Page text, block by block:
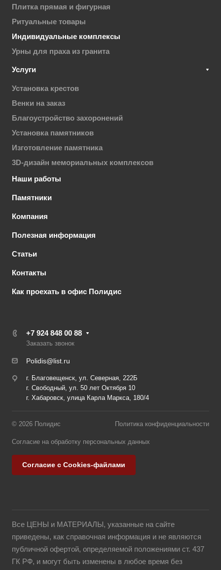
Плитка прямая и фигурная
Ритуальные товары
Индивидуальные комплексы
Урны для праха из гранита
Услуги
Установка крестов
Венки на заказ
Благоустройство захоронений
Установка памятников
Изготовление памятника
3D-дизайн мемориальных комплексов
Наши работы
Памятники
Компания
Полезная информация
Статьи
Контакты
Как проехать в офис Полидис
+7 924 848 00 88
Заказать звонок
Polidis@list.ru
г. Благовещенск, ул. Северная, 222Б
г. Свободный, ул. 50 лет Октября 10
г. Хабаровск, улица Карла Маркса, 180/4
© 2026 Полидис Политика конфиденциальности
Согласие на обработку персональных данных
Согласие с Cookies-файлами
Все ЦЕНЫ и МАТЕРИАЛЫ, указанные на сайте
приведены, как справочная информация и не являются
публичной офертой, определяемой положениями ст. 437
ГК РФ, и могут быть изменены в любое время без